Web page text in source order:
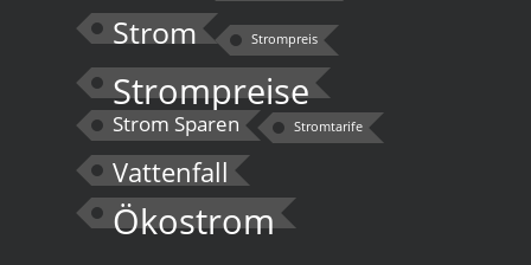
Strom Strompreis
Strompreise
Strom Sparen Stromtarife
Vattenfall
Ökostrom